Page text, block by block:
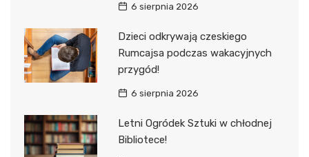
6 sierpnia 2026
Dzieci odkrywają czeskiego
Rumcajsa podczas wakacyjnych
przygód!
6 sierpnia 2026
Letni Ogródek Sztuki w chłodnej
Bibliotece!